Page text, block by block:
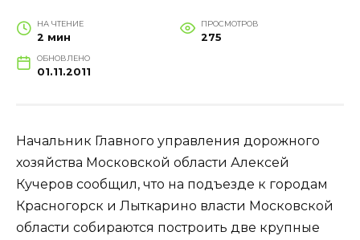
НА ЧТЕНИЕ
2 мин
ПРОСМОТРОВ
275
ОБНОВЛЕНО
01.11.2011
Начальник Главного управления дорожного
хозяйства Московской области Алексей
Кучеров сообщил, что на подъезде к городам
Красногорск и Лыткарино власти Московской
области собираются построить две крупные